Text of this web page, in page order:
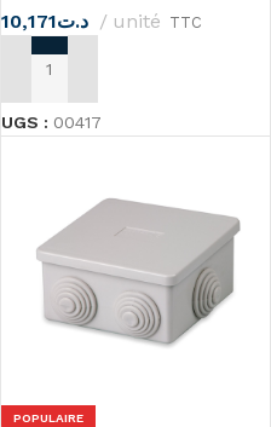
د.ت10,171 unité TTC
AJOUTER AU PANIER
UGS : 00417
POPULAIRE